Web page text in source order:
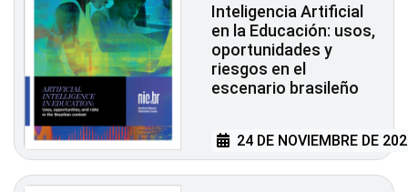
Inteligencia Artificial
en la Educación: usos,
oportunidades y
riesgos en el
escenario brasileño
24 DE NOVIEMBRE DE